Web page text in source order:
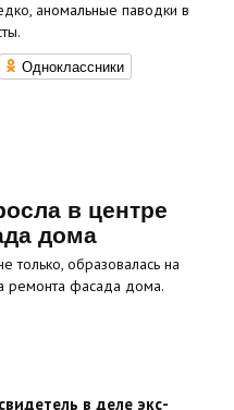
аномальные паводки в
Одноклассники
в центре
дома
только, образовалась на
ремонта фасада дома.
в деле экс-